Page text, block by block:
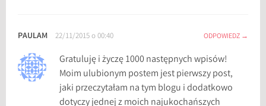
PAULAM 22/11/2015 o 00:40 ODPOWIEDZ
Gratuluję i życzę 1000 następnych wpisów!
Moim ulubionym postem jest pierwszy post,
jaki przeczytałam na tym blogu i dodatkowo
dotyczy jednej z moich najukochańszych